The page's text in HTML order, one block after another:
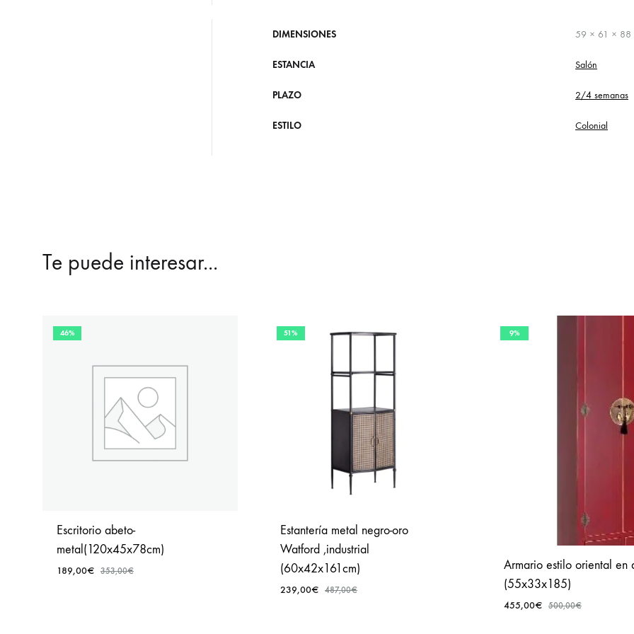
DIMENSIONES 59 × 61 × 88
ESTANCIA Salón
PLAZO 2/4 semanas
ESTILO Colonial
Te puede interesar...
46%
Escritorio abeto-
metal(120x45x78cm)
189,00€ 353,00€
51%
Estantería metal negro-oro
Watford ,industrial
(60x42x161cm)
239,00€ 487,00€
9%
Armario estilo oriental en
(55x33x185)
455,00€ 500,00€